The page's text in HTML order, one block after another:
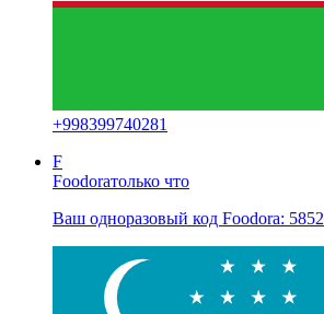
+998399740281
F
Foodoraтолько что
Ваш одноразовый код Foodora: 5852